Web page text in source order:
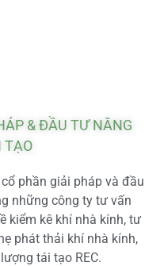
& ĐẦU TƯ NĂNG
TẠO
phần giải pháp và đầu
những công ty tư vấn
kiểm kê khí nhà kính, tư
phát thải khí nhà kính,
tái tạo REC.